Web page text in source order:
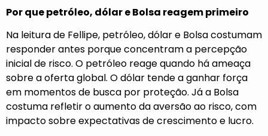
Por que petróleo, dólar e Bolsa reagem primeiro
Na leitura de Fellipe, petróleo, dólar e Bolsa costumam
responder antes porque concentram a percepção
inicial de risco. O petróleo reage quando há ameaça
sobre a oferta global. O dólar tende a ganhar força
em momentos de busca por proteção. Já a Bolsa
costuma refletir o aumento da aversão ao risco, com
impacto sobre expectativas de crescimento e lucro.